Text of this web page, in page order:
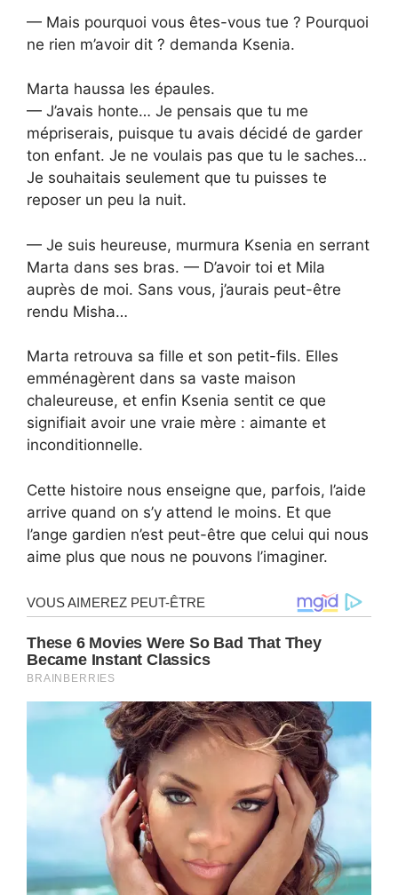
— Mais pourquoi vous êtes-vous tue ? Pourquoi
ne rien m’avoir dit ? demanda Ksenia.
Marta haussa les épaules.
— J’avais honte… Je pensais que tu me
mépriserais, puisque tu avais décidé de garder
ton enfant. Je ne voulais pas que tu le saches…
Je souhaitais seulement que tu puisses te
reposer un peu la nuit.
— Je suis heureuse, murmura Ksenia en serrant
Marta dans ses bras. — D’avoir toi et Mila
auprès de moi. Sans vous, j’aurais peut-être
rendu Misha…
Marta retrouva sa fille et son petit-fils. Elles
emménagèrent dans sa vaste maison
chaleureuse, et enfin Ksenia sentit ce que
signifiait avoir une vraie mère : aimante et
inconditionnelle.
Cette histoire nous enseigne que, parfois, l’aide
arrive quand on s’y attend le moins. Et que
l’ange gardien n’est peut-être que celui qui nous
aime plus que nous ne pouvons l’imaginer.